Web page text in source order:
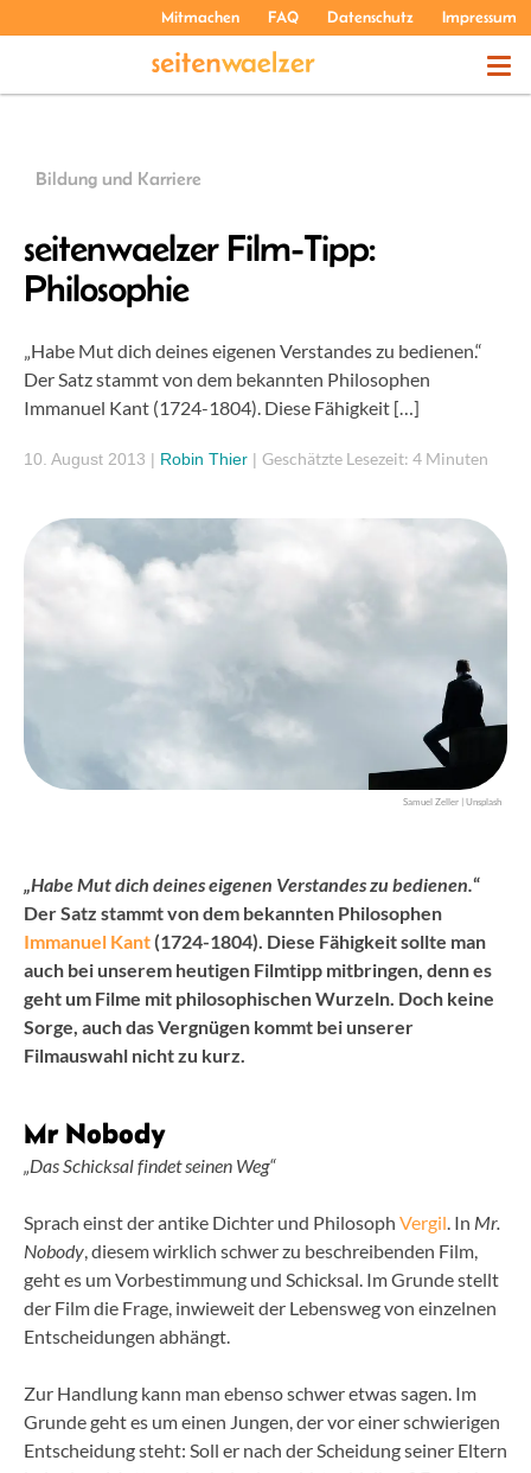
Mitmachen FAQ Datenschutz Impressum
Bildung und Karriere
seitenwaelzer Film-Tipp:
Philosophie
„Habe Mut dich deines eigenen Verstandes zu bedienen.“
Der Satz stammt von dem bekannten Philosophen
Immanuel Kant (1724­-1804). Diese Fähigkeit […]
10. August 2013 | Robin Thier | Geschätzte Lesezeit: 4 Minuten
Samuel Zeller | Unsplash
„Habe Mut dich deines eigenen Verstandes zu bedienen.“
Der Satz stammt von dem bekannten Philosophen
Immanuel Kant(1724­-1804). Diese Fähigkeit sollte man
auch bei unserem heutigen Filmtipp mitbringen, denn es
geht um Filme mit philosophischen Wurzeln. Doch keine
Sorge, auch das Vergnügen kommt bei unserer
Filmauswahl nicht zu kurz.
Mr Nobody
„Das Schicksal findet seinen Weg“
Sprach einst der antike Dichter und Philosoph Vergil. In Mr.
Nobody, diesem wirklich schwer zu beschreibenden Film,
geht es um Vorbestimmung und Schicksal. Im Grunde stellt
der Film die Frage, inwieweit der Lebensweg von einzelnen
Entscheidungen abhängt.
Zur Handlung kann man ebenso schwer etwas sagen. Im
Grunde geht es um einen Jungen, der vor einer schwierigen
Entscheidung steht: Soll er nach der Scheidung seiner Eltern